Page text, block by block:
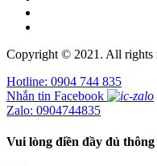
Copyright © 2021. All rights
Hotline: 0904 744 835
Nhắn tin Facebook
Zalo: 0904744835
Vui lòng điền đầy đủ